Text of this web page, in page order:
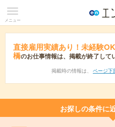
メニュー
直接雇用実績あり！未経験
橋のお仕事情報は、掲載が終了して
掲載時の情報は、 ページ下
お探しの条件に